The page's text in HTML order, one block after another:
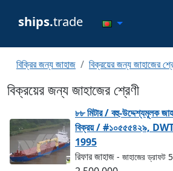
ships.trade
বিক্রির জন্য জাহাজ বিক্রয়ের জন্য জাহাজের
বিক্রয়ের জন্য জাহাজের শ্রেণী
৮৮ মিটার / বহু-উদ্দেশ্যমূলক
বিক্রয় / #১০৫৫৫৪২৯,
1995
রিফার জাহাজ - জাহাজের ড্রাফট